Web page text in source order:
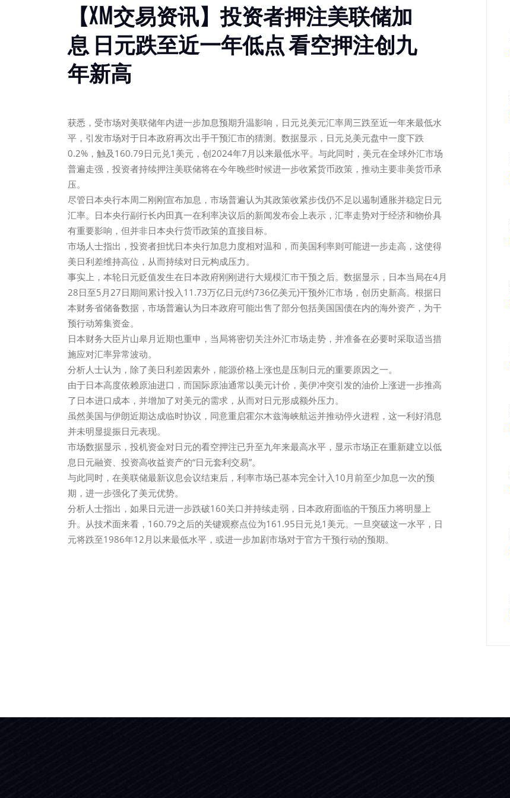
【XM交易资讯】投资者押注美联储加
息 日元跌至近一年低点 看空押注创九
年新高
获悉，受市场对美联储年内进一步加息预期升温影响，日元兑美元汇率周三跌至近一年来最低水
平，引发市场对于日本政府再次出手干预汇市的猜测。数据显示，日元兑美元盘中一度下跌
0.2%，触及160.79日元兑1美元，创2024年7月以来最低水平。与此同时，美元在全球外汇市场
普遍走强，投资者持续押注美联储将在今年晚些时候进一步收紧货币政策，推动主要非美货币承
压。
尽管日本央行本周二刚刚宣布加息，市场普遍认为其政策收紧步伐仍不足以遏制通胀并稳定日元
汇率。日本央行副行长内田真一在利率决议后的新闻发布会上表示，汇率走势对于经济和物价具
有重要影响，但并非日本央行货币政策的直接目标。
市场人士指出，投资者担忧日本央行加息力度相对温和，而美国利率则可能进一步走高，这使得
美日利差维持高位，从而持续对日元构成压力。
事实上，本轮日元贬值发生在日本政府刚刚进行大规模汇市干预之后。数据显示，日本当局在4月
28日至5月27日期间累计投入11.73万亿日元(约736亿美元)干预外汇市场，创历史新高。根据日
本财务省储备数据，市场普遍认为日本政府可能出售了部分包括美国国债在内的海外资产，为干
预行动筹集资金。
日本财务大臣片山皋月近期也重申，当局将密切关注外汇市场走势，并准备在必要时采取适当措
施应对汇率异常波动。
分析人士认为，除了美日利差因素外，能源价格上涨也是压制日元的重要原因之一。
由于日本高度依赖原油进口，而国际原油通常以美元计价，美伊冲突引发的油价上涨进一步推高
了日本进口成本，并增加了对美元的需求，从而对日元形成额外压力。
虽然美国与伊朗近期达成临时协议，同意重启霍尔木兹海峡航运并推动停火进程，这一利好消息
并未明显提振日元表现。
市场数据显示，投机资金对日元的看空押注已升至九年来最高水平，显示市场正在重新建立以低
息日元融资、投资高收益资产的“日元套利交易”。
与此同时，在美联储最新议息会议结束后，利率市场已基本完全计入10月前至少加息一次的预
期，进一步强化了美元优势。
分析人士指出，如果日元进一步跌破160关口并持续走弱，日本政府面临的干预压力将明显上
升。从技术面来看，160.79之后的关键观察点位为161.95日元兑1美元。一旦突破这一水平，日
元将跌至1986年12月以来最低水平，或进一步加剧市场对于官方干预行动的预期。